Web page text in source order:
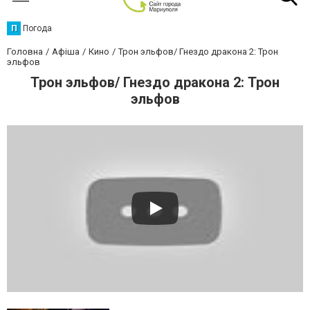
П Погода
Головна Афіша Кино
Трон эльфов/ Гнездо дракона 2: Трон
эльфов
Трон эльфов/ Гнездо дракона 2: Трон
эльфов